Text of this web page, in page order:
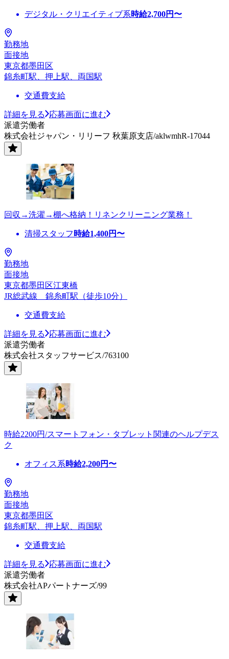
デジタル・クリエイティブ系時給2,700円〜
勤務地
面接地
東京都墨田区
錦糸町駅、押上駅、両国駅
交通費支給
詳細を見る
応募画面に進む
派遣労働者
株式会社ジャパン・リリーフ 秋葉原支店/aklwmhR-17044
回収→洗濯→棚へ格納！リネンクリーニング業務！
清掃スタッフ 時給1,400円〜
勤務地
面接地
東京都墨田区江東橋
JR総武線 錦糸町駅（徒歩10分）
交通費支給
詳細を見る
応募画面に進む
派遣労働者
株式会社スタッフサービス/763100
時給2200円/スマートフォン・タブレット関連のヘルプデス
ク
オフィス系時給2,200円〜
勤務地
面接地
東京都墨田区
錦糸町駅、押上駅、両国駅
交通費支給
詳細を見る
応募画面に進む
派遣労働者
株式会社APパートナーズ/99